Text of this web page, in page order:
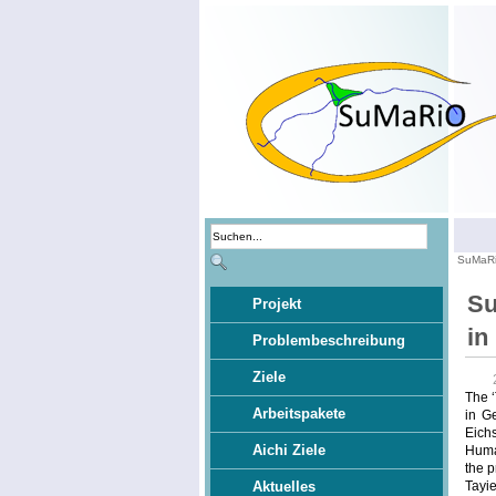
Projekt
Problembeschreibung
Ziele
Arbeitspakete
Aichi Ziele
Aktuelles
in
The
in
the